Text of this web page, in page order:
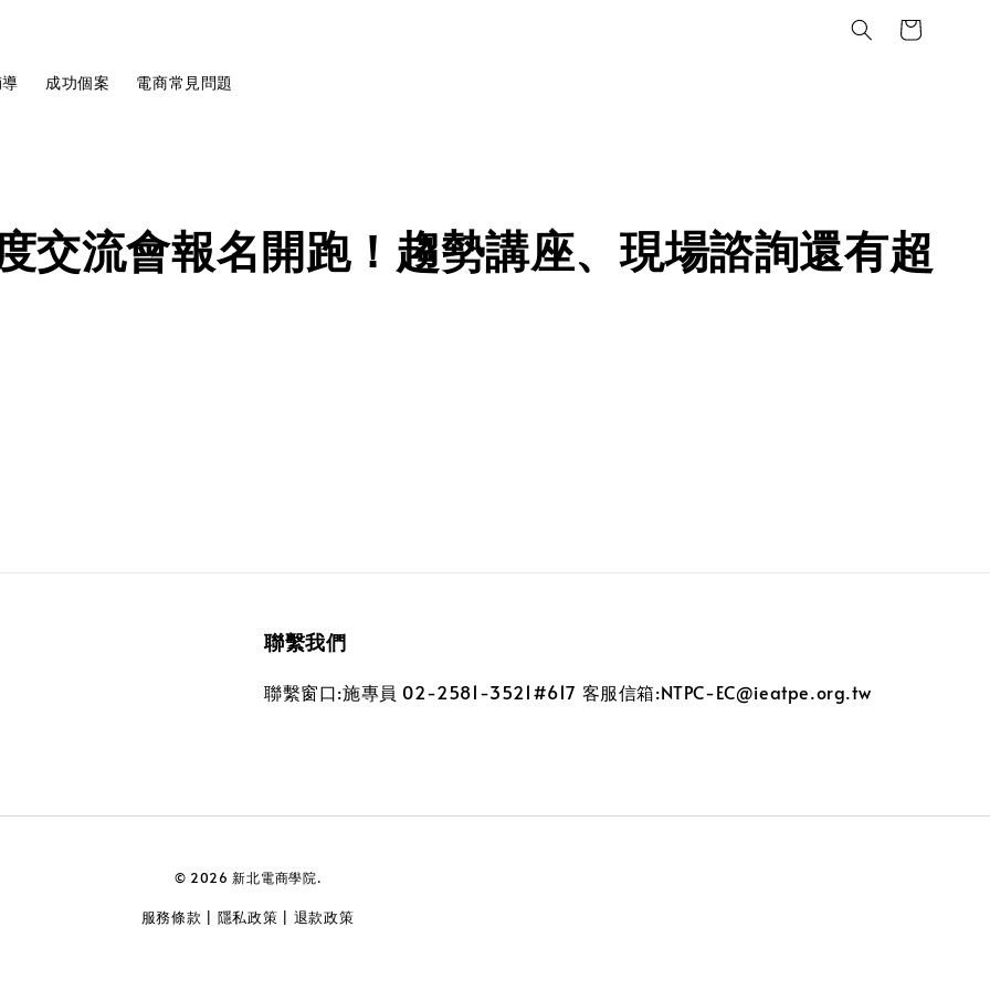
成功個案 電商常見問題
交流會報名開跑！趨勢講座、現場諮詢還有超
聯繫我們
聯繫窗口:施專員 02-2581-3521#617 客服信箱:NTPC-EC@ieatpe.org.tw
© 2026 新北電商學院.
服務條款 隱私政策 退款政策